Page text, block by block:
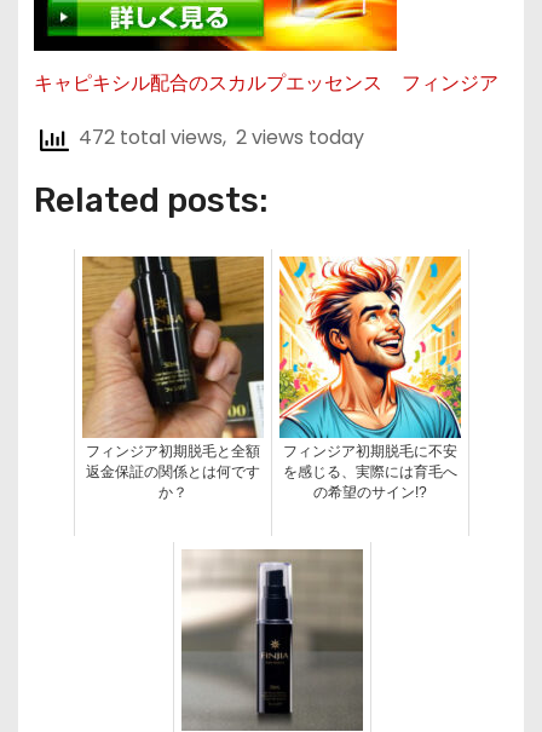
キャピキシル配合のスカルプエッセンス フィンジア
472 total views, 2 views today
Related posts:
フィンジア初期脱毛と全額
返金保証の関係とは何です
か？
フィンジア初期脱毛に不安
を感じる、実際には育毛へ
の希望のサイン!?